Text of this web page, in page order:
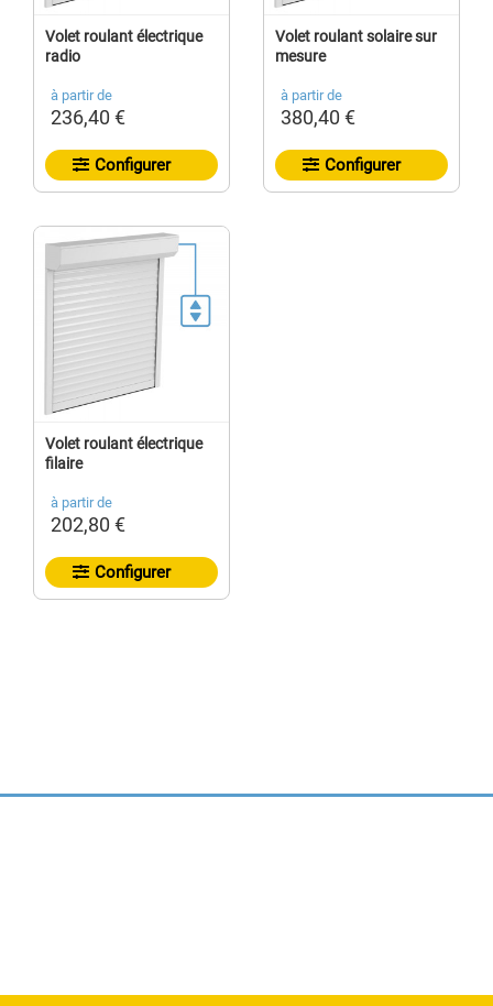
Volet roulant électrique
radio
à partir de
236,40 €
Configurer
Volet roulant solaire sur
mesure
à partir de
380,40 €
Configurer
Volet roulant électrique
filaire
à partir de
202,80 €
Configurer